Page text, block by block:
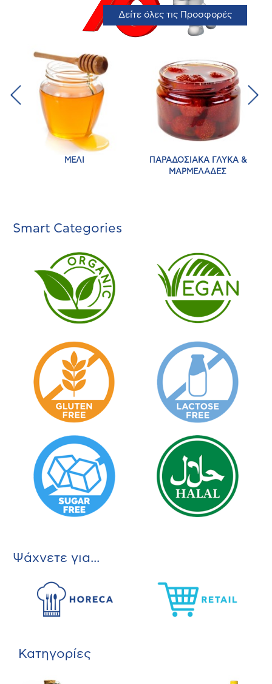
Δείτε όλες τις Προσφορές
ΜΕΛΙ
ΠΑΡΑΔΟΣΙΑΚΑ ΓΛΥΚΑ &
ΜΑΡΜΕΛΑΔΕΣ
Smart Categories
Ψάχνετε για...
Κατηγορίες